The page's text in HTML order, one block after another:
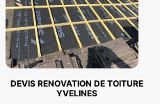
DEVIS RENOVATION DE TOITURE
YVELINES